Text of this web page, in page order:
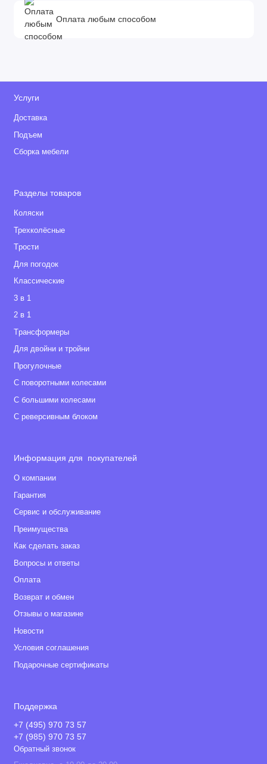
Оплата любым способом
Услуги
Доставка
Подъем
Сборка мебели
Разделы товаров
Коляски
Трехколёсные
Tрости
Для погодок
Классические
3 в 1
2 в 1
Tрансформеры
Для двойни и тройни
Прогулочные
С поворотными колесами
С большими колесами
С реверсивным блоком
Информация для покупателей
О компании
Гарантия
Сервис и обслуживание
Преимущества
Как сделать заказ
Вопросы и ответы
Оплата
Возврат и обмен
Отзывы о магазине
Новости
Условия соглашения
Подарочные сертификаты
Поддержка
+7 (495) 970 73 57
+7 (985) 970 73 57
Обратный звонок